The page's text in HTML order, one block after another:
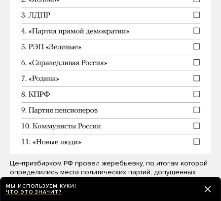
Центризбирком РФ провел жеребьевку, по итогам которой
определились места политических партий, допущенных
МЫ ИСПОЛЬЗУЕМ КУКИ!
ЧТО ЭТО ЗНАЧИТ?